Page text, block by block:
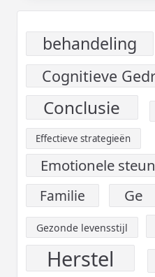
behandeling
Cognitieve
Conclusie
Effectieve strategieën
Emotionele steun
Familie Ge
Gezonde levensstijl
Herstel